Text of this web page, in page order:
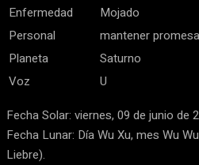
Enfermedad
Mojado
Personal
mantener
Planeta
Saturno
Voz
U
Fecha Solar: viernes, 09 de junio de
Fecha Lunar: Día Wu Xu, mes Wu
Liebre).